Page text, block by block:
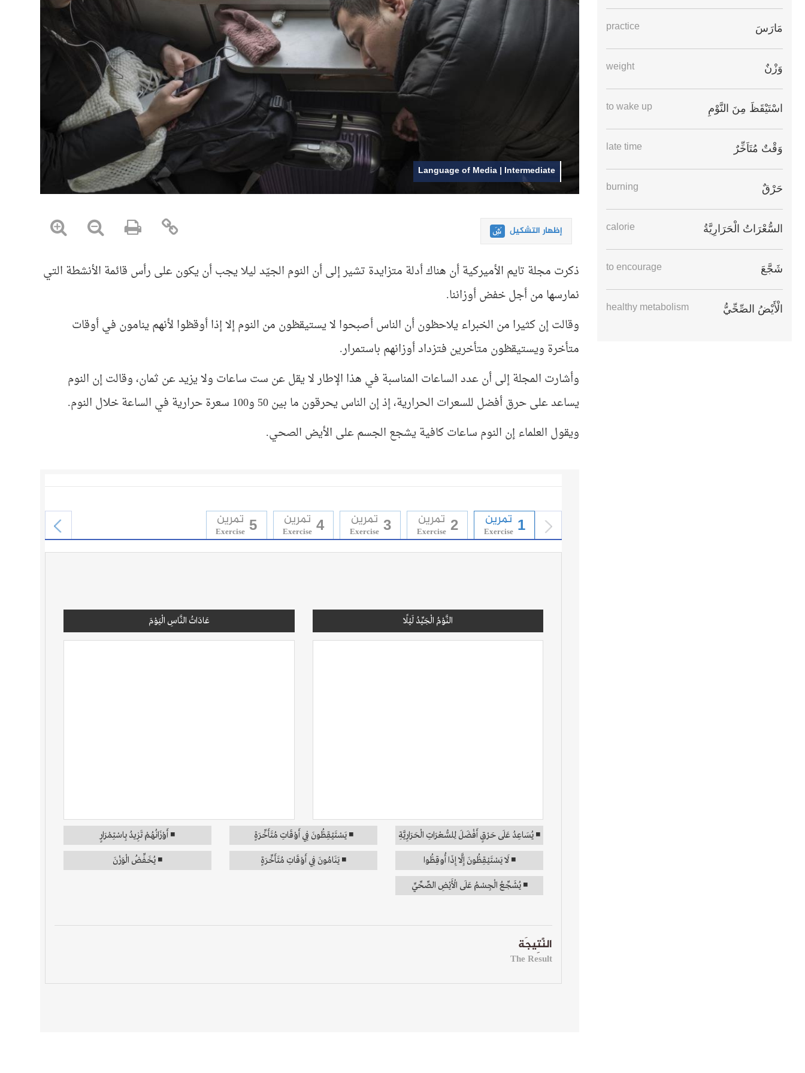
Language of Media | Intermediate
إظهار التشكيل
ذكرت مجلة تايم الأميركية أن هناك أدلة متزايدة تشير إلى أن النوم الجيّد ليلا يجب أن يكون على رأس قائمة الأنشطة التي
نمارسها من أجل خفض أوزاننا.
وقالت إن كثيرا من الخبراء يلاحظون أن الناس أصبحوا لا يستيقظون من النوم إلا إذا أوقظوا لأنهم ينامون في أوقات
متأخرة ويستيقظون متأخرين فتزداد أوزانهم باستمرار.
وأشارت المجلة إلى أن عدد الساعات المناسبة في هذا الإطار لا يقل عن ست ساعات ولا يزيد عن ثمان، وقالت إن النوم
يساعد على حرق أفضل للسعرات الحرارية، إذ إن الناس يحرقون ما بين 50 و100 سعرة حرارية في الساعة خلال النوم.
ويقول العلماء إن النوم ساعات كافية يشجع الجسم على الأيض الصحي.
مَارَسَ practice
وَزْنٌ weight
اسْتَيْقَظَ مِنَ النَّوْمِ to wake up
وَقْتٌ مُتَاَخِّرٌ late time
حَرْقٌ burning
السُّعْرَاتُ الْحَرَارِيَّةُ calorie
شَجَّعَ to encourage
الْأَيْضُ الصِّحِّيُّ healthy metabolism